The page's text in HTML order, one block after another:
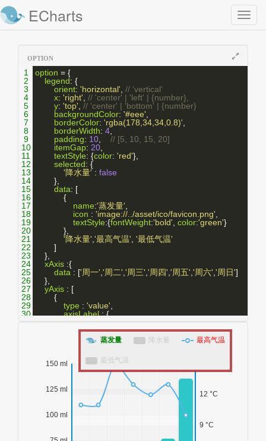
Toggle
ECharts
OPTION
1 option = {
2
legend: {
3
orient: 'horizontal' // 'vertical'
4
x: 'right' // 'center' | 'left' | {number},
5
y: 'top' // 'center' | 'bottom' | {number}
6
backgroundColor: '#eee'
7
borderColor: 'rgba(178,34,34,0.8)'
8
borderWidth: 4
9
padding: 10
// [5, 10, 15, 20]
10
itemGap: 20
11
textStyle: {color: 'red'},
12
selected: {
13
'降水量' : false
14
        },
15
data: [
16
            {
17
name:'蒸发量'
18
icon : 'image://../asset/ico/favicon.png'
19
textStyle:{fontWeight:'bold' color:'green'}
20
            },
21
'降水量' '最高气温' '最低气温'
22
        ]
23
    },
24
xAxis :{
25
data : ['周一' '周二' '周三' '周四' '周五' '周六' '周日']
26
    },
27
yAxis : [
28
        {
29
type : 'value'
30
axisLabel : {
'value'
axisLabel : {
formatter: '{value} °C'
splitLine : {show : false